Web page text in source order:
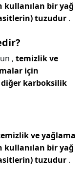
bir yağ
tuzudur .
, temizlik ve
için
karboksilik
ve yağlama
bir yağ
tuzudur .